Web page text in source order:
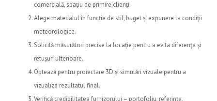
comercială, spațiu de primire clienți.
Alege materialul în funcție de stil, buget și expunere la condiții
meteorologice.
Solicită măsurători precise la locație pentru a evita diferențe și
retușuri ulterioare.
Optează pentru proiectare 3D și simulări vizuale pentru a
vizualiza rezultatul final.
Verifică credibilitatea furnizorului – portofoliu, referințe,